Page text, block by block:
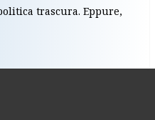
trascura. Eppure,